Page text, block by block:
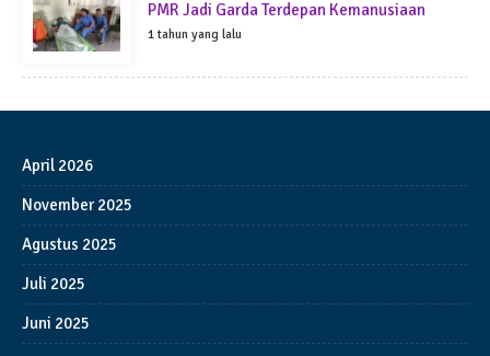
PMR Jadi Garda Terdepan Kemanusiaan
1 tahun yang lalu
April 2026
November 2025
Agustus 2025
Juli 2025
Juni 2025